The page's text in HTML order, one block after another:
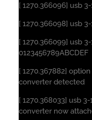
[ 1270.366096] usb
[ 1270.366098] usb
[ 1270.366099] usb
0123456789ABCDEF
[ 1270.367882]
converter detected
[ 1270.368033] usb
converter now